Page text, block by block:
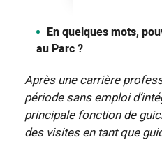
En quelques mots,
au Parc ?
Après une carrière
période sans emploi
principale fonction de
des visites en tant que